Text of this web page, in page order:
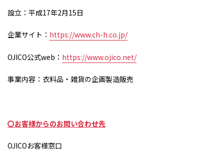
設立：平成17年2月15日
企業サイト： https://www.ch-h.co.jp/
OJICO公式web ： https://www.ojico.net/
事業内容：衣料品・雑貨の企画製造販売
〇お客様からのお問い合わせ先
OJICOお客様窓口